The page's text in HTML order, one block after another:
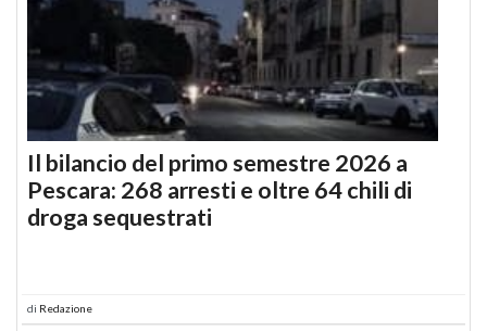
Il bilancio del primo semestre 2026 a
Pescara: 268 arresti e oltre 64 chili di
droga sequestrati
di Redazione